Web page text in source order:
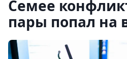
Семее
пары попал на